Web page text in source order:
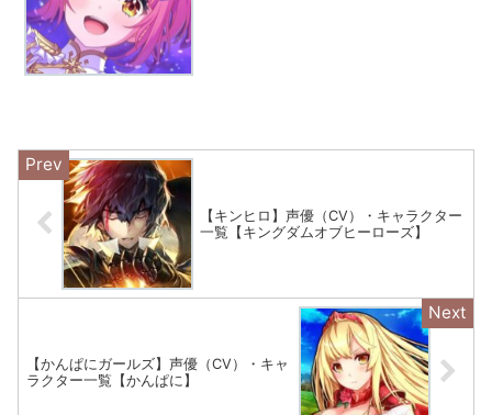
【キンヒロ】声優（CV）・キャラクター
一覧【キングダムオブヒーローズ】
【かんぱにガールズ】声優（CV）・キャ
ラクター一覧【かんぱに】